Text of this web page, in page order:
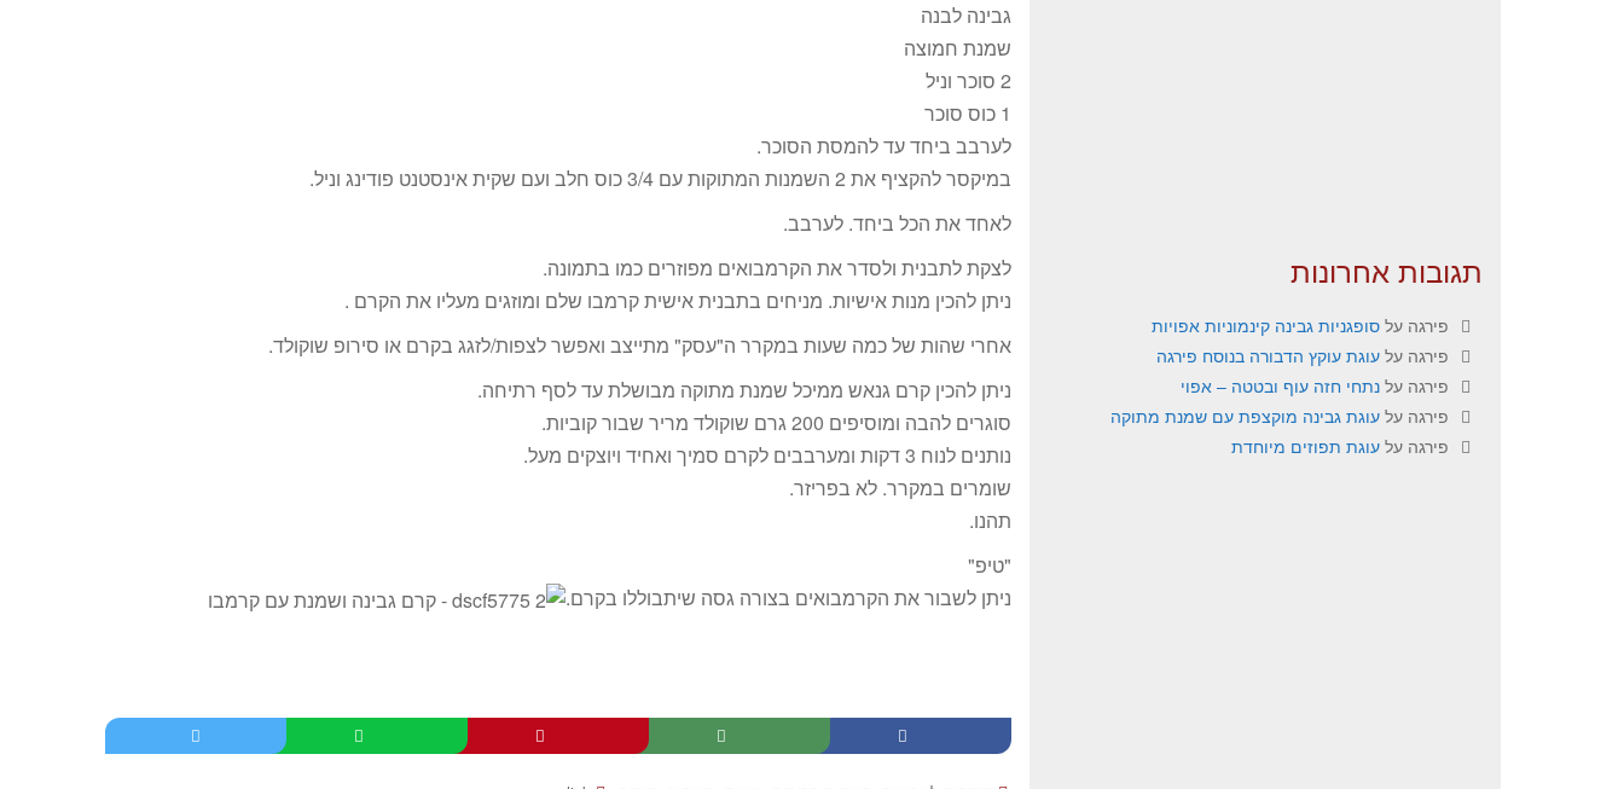
גבינה לבנה
שמנת חמוצה
2 סוכר וניל
1 כוס סוכר
לערבב ביחד עד להמסת הסוכר.
במיקסר להקציף את 2 השמנות המתוקות עם 3/4 כוס חלב ועם שקית אינסטנט פודינג וניל.
לאחד את הכל ביחד. לערבב.
לצקת לתבנית ולסדר את הקרמבואים מפוזרים כמו בתמונה.
ניתן להכין מנות אישיות. מניחים בתבנית אישית קרמבו שלם ומוזגים מעליו את הקרם .
אחרי שהות של כמה שעות במקרר ה"עסק" מתייצב ואפשר לצפות/לזגג בקרם או סירופ שוקולד.
ניתן להכין קרם גנאש ממיכל שמנת מתוקה מבושלת עד לסף רתיחה.
סוגרים להבה ומוסיפים 200 גרם שוקולד מריר שבור קוביות.
נותנים לנוח 3 דקות ומערבבים לקרם סמיך ואחיד ויוצקים מעל.
שומרים במקרר. לא בפריזר.
תהנו.
"טיפ"
ניתן לשבור את הקרמבואים בצורה גסה שיתבוללו בקרם.
תגובות אחרונות
פירגה על סופגניות גבינה קינמוניות אפויות
פירגה על עוגת עוקץ הדבורה בנוסח פירגה
פירגה על נתחי חזה עוף ובטטה – אפוי
פירגה על עוגת גבינה מוקצפת עם שמנת מתוקה
פירגה על עוגת תפוזים מיוחדת